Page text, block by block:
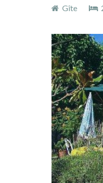
Gîte